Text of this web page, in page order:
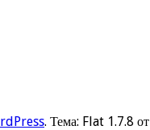
. Тема: Flat 1.7.8 от